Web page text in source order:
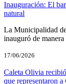
Inauguración: El
natural
La Municipalidad
inauguró de
17/06/2026
Caleta Olivia
que representaron